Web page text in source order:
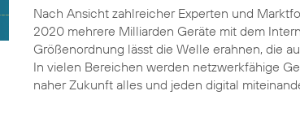
Nach Ansicht zahlreicher Experten und
2020 mehrere Milliarden Geräte mit dem
Größenordnung lässt die Welle erahnen, die
In vielen Bereichen werden netzwerkfähige
naher Zukunft alles und jeden digital